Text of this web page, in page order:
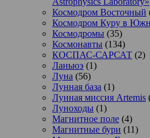
Космодром Восточный
Космодром Куру в
Космодромы (35)
Космонавты (134)
КОСПАС-САРСАТ (2)
Ланьюэ (1)
Луна (56)
Лунная база (1)
Лунная миссия Artemis
Луноходы (1)
Магнитное поле (4)
Магнитные бури (11)